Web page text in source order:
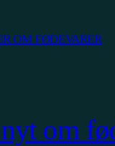
OM FØDEVARER
nyt om